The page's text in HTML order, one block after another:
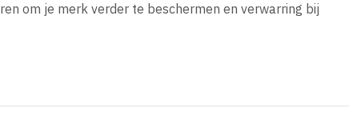
om je merk verder te beschermen en verwarring bij